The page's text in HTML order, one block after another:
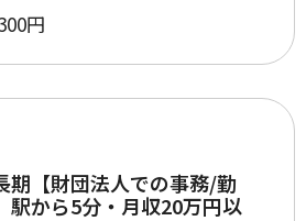
円
期【財団法人での事務/勤
駅から5分・月収20万円以